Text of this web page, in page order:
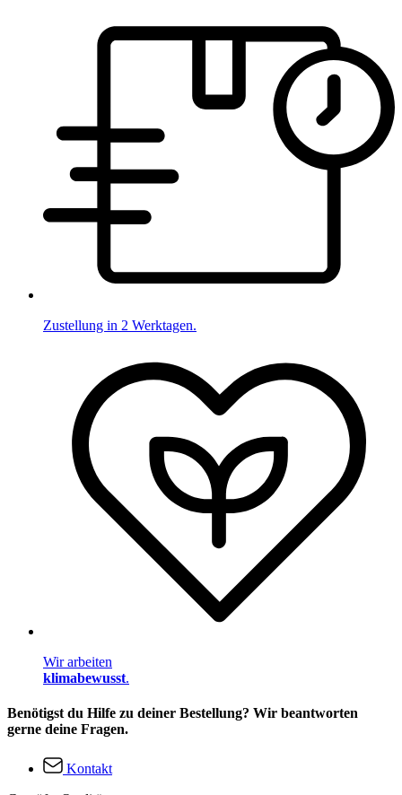
Zustellung in 2 Werktagen.
Wir arbeiten
klimabewusst.
Benötigst du Hilfe zu deiner Bestellung? Wir beantworten
gerne deine Fragen.
Kontakt